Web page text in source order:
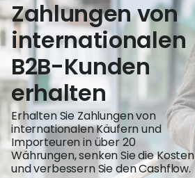
Zahlungen von
internationalen
B2B-Kunden
erhalten
Erhalten Sie Zahlungen von
internationalen Käufern und
Importeuren in über 20
Währungen, senken Sie die Kosten
und verbessern Sie den Cashflow.